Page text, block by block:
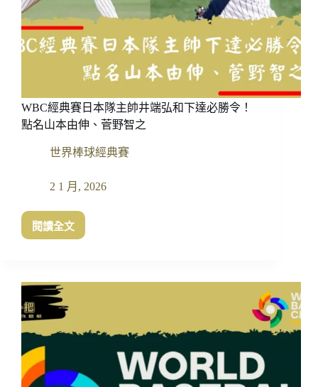
棒
球
經
播
平
一
看
WBC經典賽日本隊主帥井端弘和下達必勝令！
點名山本由伸、菅野智之
世界棒球經典賽
2 1 月, 2026
閱讀全文
WBC
日
本
隊
主